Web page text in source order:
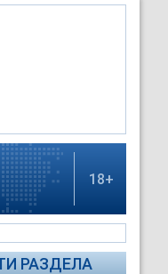
18+
РАЗДЕЛА